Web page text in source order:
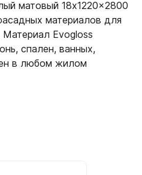
матовый 18x1220x2800
материалов для
Материал Evogloss
спален, ванных,
в любом жилом